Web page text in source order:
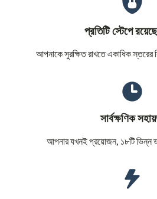
প্রতিটি স্টেপে
আপনাকে সুরক্ষিত রাখতে একাধিক স্তরের
সার্বক্ষণিক
আপনার যখনই প্রয়োজন, ১৮টি ভিন্ন